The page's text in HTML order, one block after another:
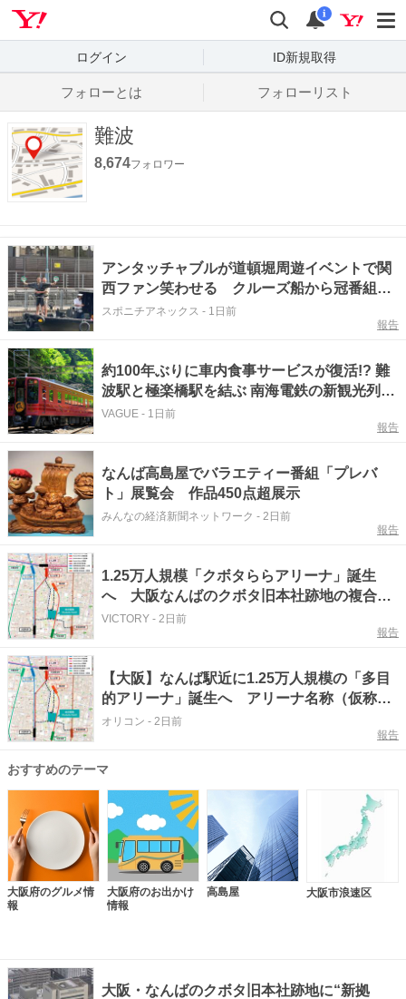
検索
通知
i
ログイン ID新規取得
フォローとは フォローリスト
難波
8,674フォロワー
アンタッチャブルが道頓堀周遊イベントで関
西ファン笑わせる クルーズ船から冠番組猛
アピール
スポニチアネックス - 1日前
報告
約100年ぶりに車内食事サービスが復活!? 難
波駅と極楽橋駅を結ぶ 南海電鉄の新観光列車
「GRAN天空」で行く 世界遺産・高野山を巡
VAGUE - 1日前
報告
なんば高島屋でバラエティー番組「プレバ
ト」展覧会 作品450点超展示
みんなの経済新聞ネットワーク - 2日前
報告
1.25万人規模「クボタららアリーナ」誕生
へ 大阪なんばのクボタ旧本社跡地の複合開
発、三井不動産らと基本協定を締結
VICTORY - 2日前
報告
【大阪】なんば駅近に1.25万人規模の「多目
的アリーナ」誕生へ アリーナ名称（仮称）
など発表【概要】
オリコン - 2日前
報告
おすすめのテーマ
大阪府のグルメ情
報
大阪府のお出かけ
情報
高島屋 大阪市浪速区
大阪・なんばのクボタ旧本社跡地に“新拠